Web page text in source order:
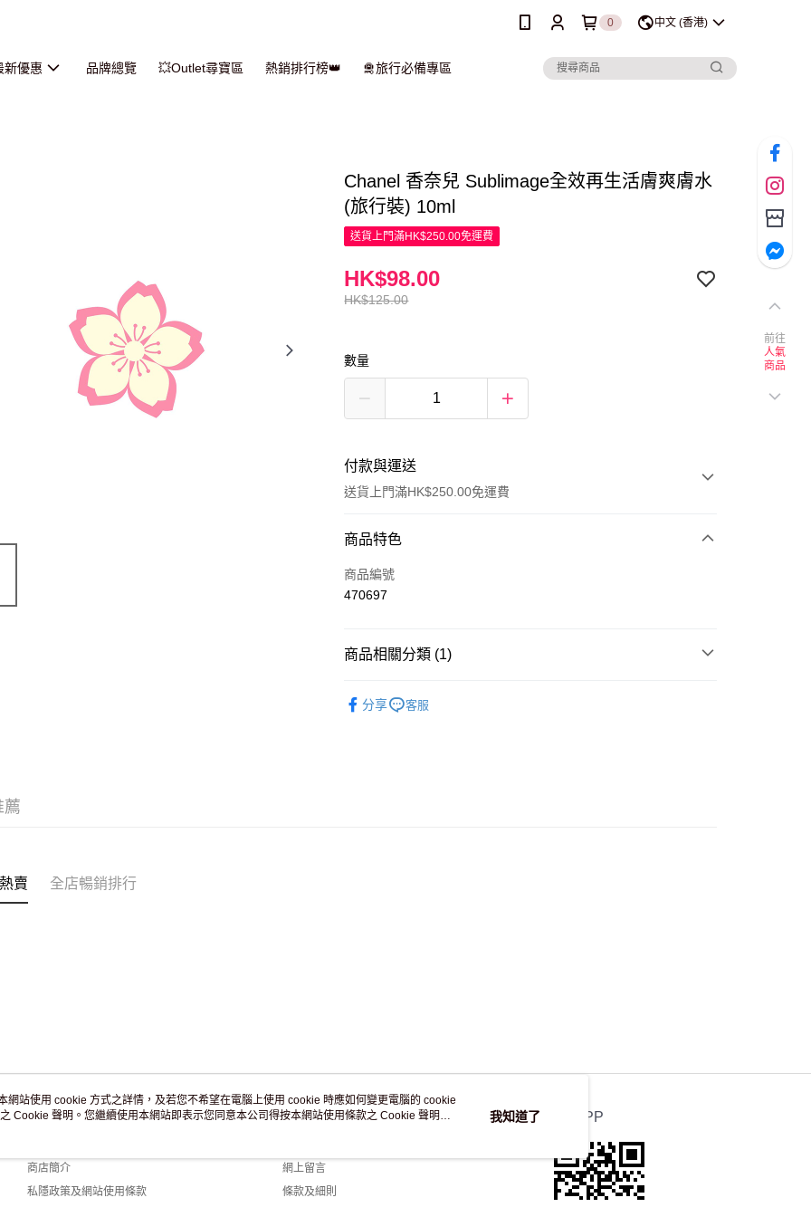
0 中文 (香港)
新優惠 品牌總覽 💥Outlet尋寶區 熱銷排行榜👑 🛅旅行必備專區
Chanel 香奈兒 Sublimage全效再生活膚爽膚水
(旅行裝) 10ml
送貨上門滿HK$250.00免運費
HK$125.00
HK$98.00
數量
付款與運送
送貨上門滿HK$250.00免運費
付款方式
信用卡
商品特色
商品編號
470697
商品相關分類 (1)
分享
客服
薦
賣 全店暢銷排行
關於我們
商店簡介
私隱政策及網站使用條款
客戶服務
網上留言
條款及細則
官方APP
前往
人氣
商品
網站使用 cookie 方式之詳情，及若您不希望在電腦上使用 cookie 時應如何變更電腦的 cookie
Cookie 聲明。您繼續使用本網站即表示您同意本公司得按本網站使用條款之 Cookie 聲明使
我知道了